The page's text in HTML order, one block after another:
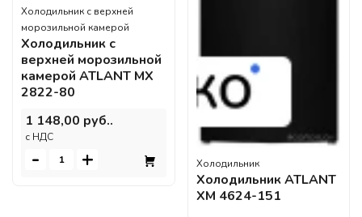
Холодильник с верхней
морозильной камерой
Холодильник с
верхней морозильной
камерой ATLANT МХ
2822-80
1 148,00 руб..
c НДС
- + Холодильник
Холодильник ATLANT
ХМ 4624-151